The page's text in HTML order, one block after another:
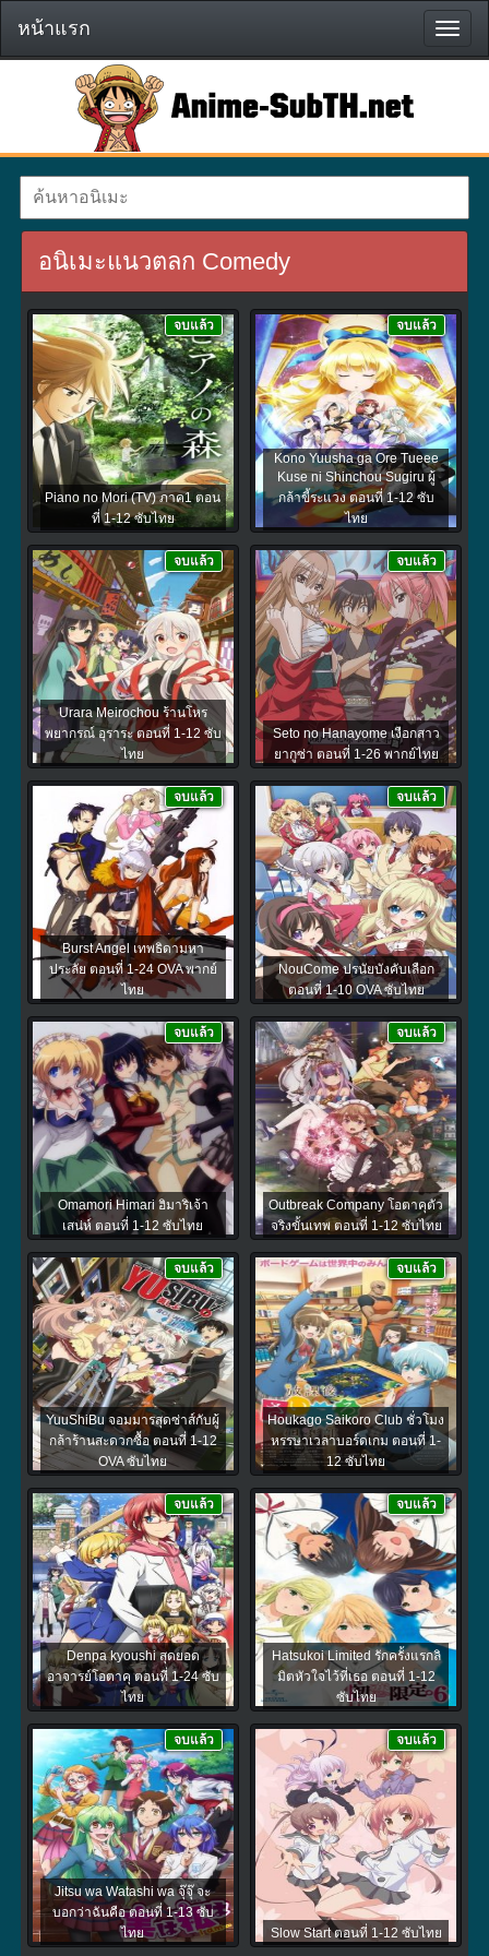
หน้า
แรก
หน้าแรก
อนิเมะแนวตลก Comedy
Piano no Mori (TV) ภาค1 ตอน
ที่ 1-12 ซับไทย
จบแล้ว
Kono Yuusha ga Ore Tueee
Kuse ni Shinchou Sugiru ผู้
กล้าขี้ระแวง ตอนที่ 1-12 ซับ
ไทย
จบแล้ว
Urara Meirochou ร้านโหร
พยากรณ์ อุราระ ตอนที่ 1-12 ซับ
ไทย
จบแล้ว
Seto no Hanayome เงือกสาว
ยากูซ่า ตอนที่ 1-26 พากย์ไทย
จบแล้ว
Burst Angel เทพธิดามหา
ประลัย ตอนที่ 1-24 OVA พากย์
ไทย
จบแล้ว
NouCome ปรนัยบังคับเลือก
ตอนที่ 1-10 OVA ซับไทย
จบแล้ว
Omamori Himari ฮิมาริเจ้า
เสน่ห์ ตอนที่ 1-12 ซับไทย
จบแล้ว
Outbreak Company โอตาคุตัว
จริงขั้นเทพ ตอนที่ 1-12 ซับไทย
จบแล้ว
YuuShiBu จอมมารสุดซ่าส์กับผู้
กล้าร้านสะดวกซื้อ ตอนที่ 1-12
OVA ซับไทย
จบแล้ว
Houkago Saikoro Club ชั่วโมง
หรรษาเวลาบอร์ดเกม ตอนที่ 1-
12 ซับไทย
จบแล้ว
Denpa kyoushi สุดยอด
อาจารย์โอตาคุ ตอนที่ 1-24 ซับ
ไทย
จบแล้ว
Hatsukoi Limited รักครั้งแรกลิ
มิตหัวใจไว้ที่เธอ ตอนที่ 1-12
ซับไทย
จบแล้ว
Jitsu wa Watashi wa จุ๊จุ๊ จะ
บอกว่าฉันคือ ตอนที่ 1-13 ซับ
ไทย
จบแล้ว
Slow Start ตอนที่ 1-12 ซับไทย
จบแล้ว